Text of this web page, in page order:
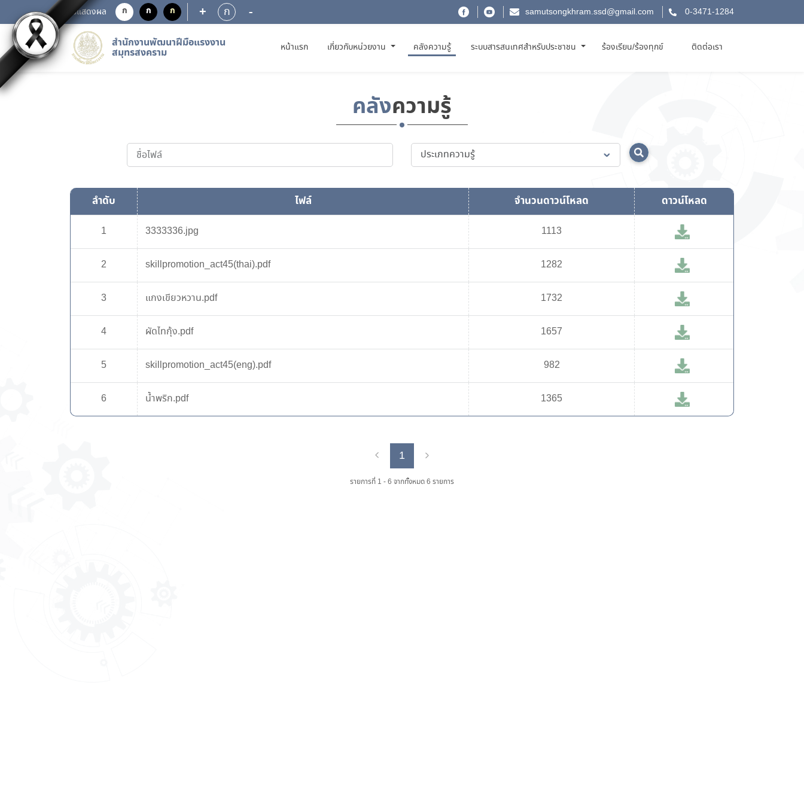
การแสดงผล ก ก ก + ก - samutsongkhram.ssd@gmail.com 0-3471-1284
สำนักงานพัฒนาฝีมือแรงงาน
สมุทรสงคราม หน้าแรก(CURRENT)
เกี่ยวกับหน่วยงาน คลังความรู้ ระบบสารสนเทศสำหรับประชาชน ร้องเรียน/ร้องทุกข์ ติดต่อเรา
คลังความรู้
ลำดับ ไฟล์ จำนวนดาวน์โหลด ดาวน์โหลด
1 3333336.jpg 1113
2 skillpromotion_act45(thai).pdf 1282
3 แกงเขียวหวาน.pdf 1732
4 ผัดไทกุ้ง.pdf 1657
5 skillpromotion_act45(eng).pdf 982
6 น้ำพริก.pdf 1365
Previous
1
รายการที่ 1 - 6 จากทั้งหมด 6 รายการ